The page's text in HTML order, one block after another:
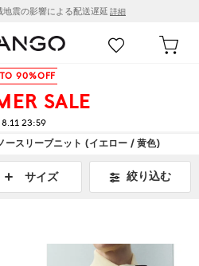
地震の影響による配送遅延 詳細
90%OFF
SALE
23:59
ースリーブニット (イエロー / 黄色)
サイズ 絞り込む